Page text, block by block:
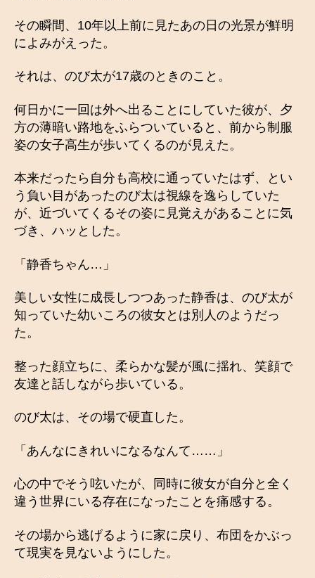
その瞬間、10年以上前に見たあの日の光景が鮮明
によみがえった。
それは、のび太が17歳のときのこと。
何日かに一回は外へ出ることにしていた彼が、夕
方の薄暗い路地をふらついていると、前から制服
姿の女子高生が歩いてくるのが見えた。
本来だったら自分も高校に通っていたはず、とい
う負い目があったのび太は視線を逸らしていた
が、近づいてくるその姿に見覚えがあることに気
づき、ハッとした。
「静香ちゃん…」
美しい女性に成長しつつあった静香は、のび太が
知っていた幼いころの彼女とは別人のようだっ
た。
整った顔立ちに、柔らかな髪が風に揺れ、笑顔で
友達と話しながら歩いている。
のび太は、その場で硬直した。
「あんなにきれいになるなんて……」
心の中でそう呟いたが、同時に彼女が自分と全く
違う世界にいる存在になったことを痛感する。
その場から逃げるように家に戻り、布団をかぶっ
て現実を見ないようにした。